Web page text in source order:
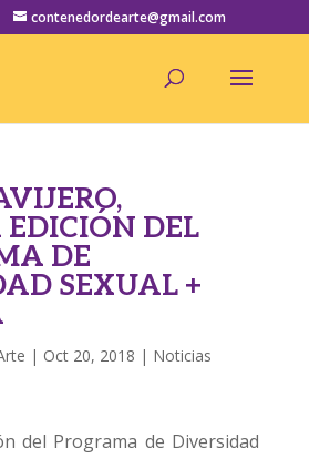
contenedordearte@gmail.com
EDICIÓN DEL
DE
SEXUAL +
| Oct 20, 2018 | Noticias
del Programa de Diversidad